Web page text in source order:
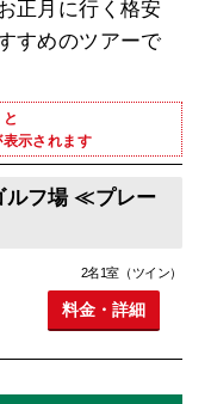
正月に行く格安
すめのツアーで
示されます
ルフ場 ≪プレー
2名1室（ツイン）
料金・詳細